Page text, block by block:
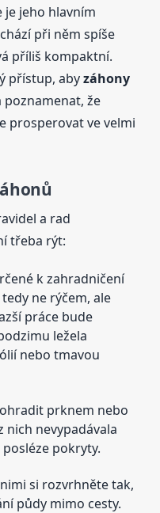
jeho hlavním
při něm spíše
příliš kompaktní.
přístup, abyzáhony
poznamenat, že
prosperovat ve velmi
a rad
třeba rýt:
k zahradničení
ne rýčem, ale
práce bude
ležela
nebo tmavou
prknem nebo
nich nevypadávala
pokryty.
si rozvrhněte tak,
půdy mimo cesty.